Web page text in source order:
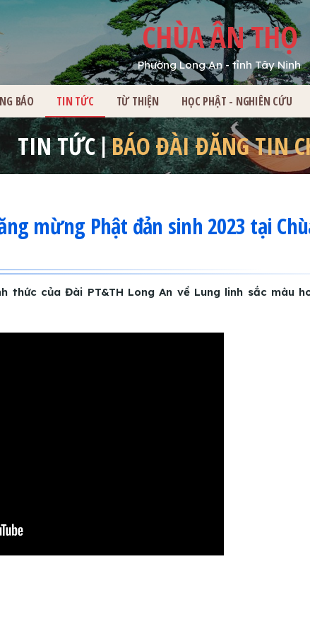
CHÙA ÂN THỌ
Phường Long An - tỉnh Tây Ninh
TRANG CHỦ
BÁO TIN TỨC TỪ THIỆN HỌC PHẬT - NGHIÊN CỨU
TIN TỨC BÁO ĐÀI ĐĂNG TIN
mừng Phật đản sinh 2023 tại
thức của Đài PT&TH Long An về Lung linh sắc màu